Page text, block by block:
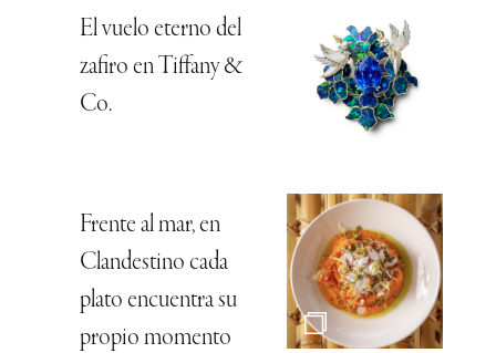
El vuelo eterno del
zafiro en Tiffany &
Co.
Frente al mar, en
Clandestino cada
plato encuentra su
propio momento